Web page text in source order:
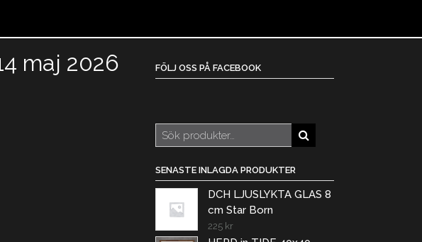
maj 2026 FÖLJ OSS PÅ FACEBOOK
Sök
efter:
SENASTE INLAGDA PRODUKTER
DCH LJUSLYKTA GLAS 8
cm Star Born
225 kr